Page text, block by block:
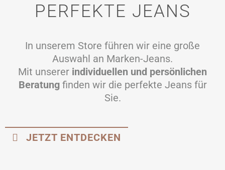
PERFEKTE JEANS
In unserem Store führen wir eine große
Auswahl an Marken-Jeans.
Mit unserer individuellen und persönlichen
Beratungfinden wir die perfekte Jeans für
Sie.
JETZT ENTDECKEN